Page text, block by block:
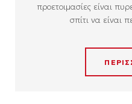
προετοιμασίες είναι
σπίτι να είναι